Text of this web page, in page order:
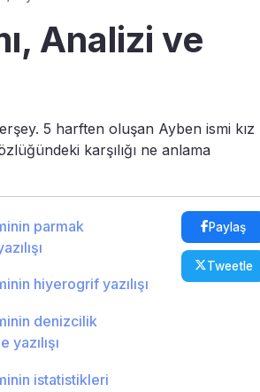
Analizi ve
5 harften oluşan Ayben ismi kız
karşılığı ne anlama
parmak
hiyerogrif yazılışı
denizcilik
yazılışı
istatistikleri
Paylaş
Tweetle